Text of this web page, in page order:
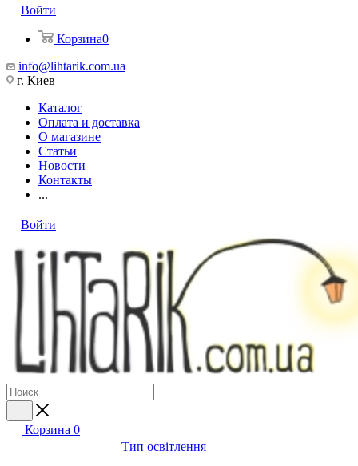
Войти
Корзина0
info@lihtarik.com.ua
г. Киев
Каталог
Оплата и доставка
О магазине
Статьи
Новости
Контакты
...
Войти
Корзина 0
Тип освітлення